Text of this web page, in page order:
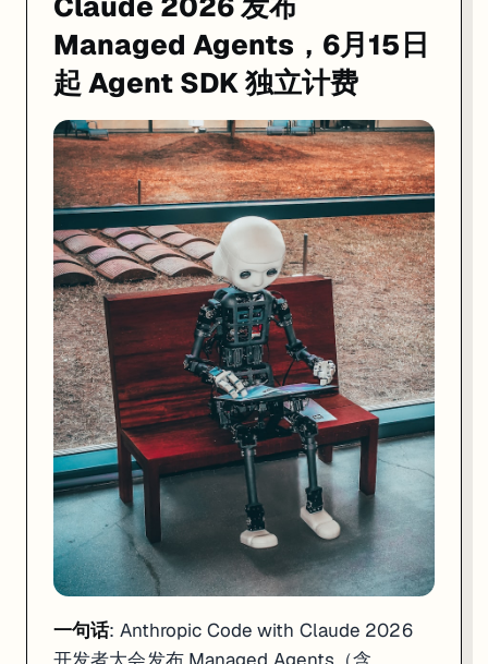
: Meta 宣布 Llama 继任者将不再以开源形式发布，正式结束自
这是开源 AI 社区最不愿意看到的消息。根据 Digitimes 报道，Meta
Managed Agents，6月15日
起 Agent SDK 独立计费
一句话: Anthropic Code with Claude 2026